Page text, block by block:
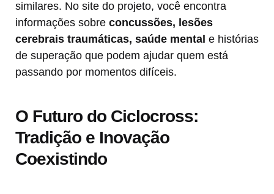
similares. No site do projeto, você encontra
informações sobre concussões, lesões
cerebrais traumáticas, saúde mental e histórias
de superação que podem ajudar quem está
passando por momentos difíceis.
O Futuro do Ciclocross:
Tradição e Inovação
Coexistindo